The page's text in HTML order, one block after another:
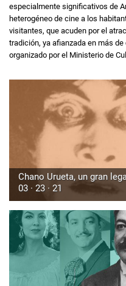
especialmente significativos de
heterogéneo de cine a los
visitantes, que acuden por el
tradición, ya afianzada en más
organizado por el Ministerio de
Chano Urueta, un gran
03 · 23 · 21